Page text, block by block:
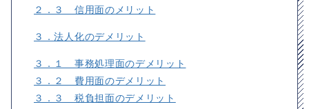
２．３ 信用面のメリット
３．法人化のデメリット
３．１ 事務処理面のデメリット
３．２ 費用面のデメリット
３．３ 税負担面のデメリット